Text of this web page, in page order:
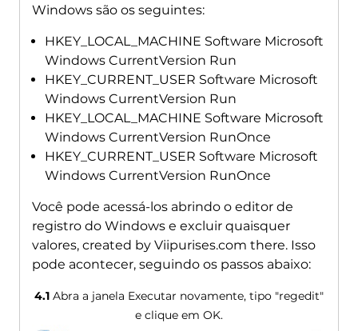
Windows são os seguintes:
HKEY_LOCAL_MACHINE Software Microsoft
Windows CurrentVersion Run
HKEY_CURRENT_USER Software Microsoft
Windows CurrentVersion Run
HKEY_LOCAL_MACHINE Software Microsoft
Windows CurrentVersion RunOnce
HKEY_CURRENT_USER Software Microsoft
Windows CurrentVersion RunOnce
Você pode acessá-los abrindo o editor de
registro do Windows e excluir quaisquer
valores, created by Viipurises.com there. Isso
pode acontecer, seguindo os passos abaixo:
4.1Abra a janela Executar novamente, tipo "regedit"
e clique em OK.